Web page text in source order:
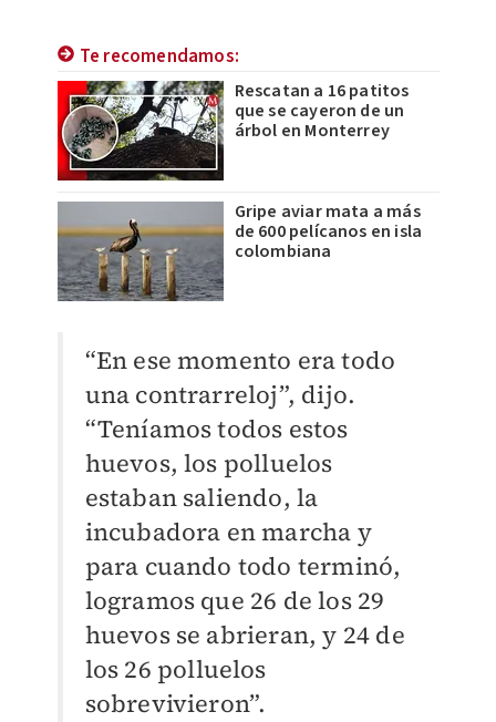
Te recomendamos:
Rescatan a 16 patitos
que se cayeron de un
árbol en Monterrey
Gripe aviar mata a más
de 600 pelícanos en isla
colombiana
“En ese momento era todo
una contrarreloj”, dijo.
“Teníamos todos estos
huevos, los polluelos
estaban saliendo, la
incubadora en marcha y
para cuando todo terminó,
logramos que 26 de los 29
huevos se abrieran, y 24 de
los 26 polluelos
sobrevivieron”.